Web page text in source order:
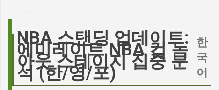
의 이미지가 원작과 부합하는지 여부를 넘어, 우
리가 '히스클리프'라는 인물에게 기대하는 바가
무엇인지, 그리고 배우가 그 기대를 어떻게 충족
시킬 수 있는지에 대한 근본적인 질문을 던집니
다. 다니엘 데이 루이스, '진정성'의 대명사 이 지
단순히 두 글자의 약자가 아닙니다. 최근 미국
'Signalgate' 스캔들과 깊숙이 연결되어 있습니
다. 폭스뉴스 진행자 피트 헤게세스(Pete
Hegseth)를 중심으로 벌어진 이 스캔들은 예상
치 못한 인물, JD 밴스(JD Vance)의 이름까지 소
환하며 파장을 일으키고 있습니다. 왜 'jd'가 갑자
NBA 스탠딩 업데이트:
에미레이트 NBA 컵 녹
아웃 스테이지 집중 분
석 (한/영/포)
한
국
어